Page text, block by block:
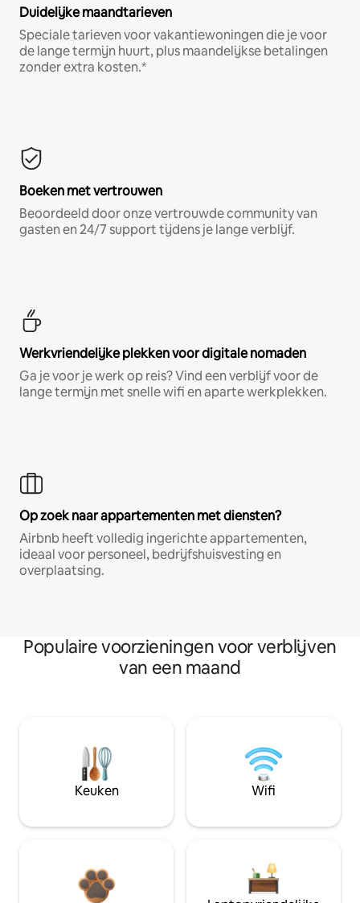
Duidelijke maandtarieven
Speciale tarieven voor vakantiewoningen die je voor
de lange termijn huurt, plus maandelijkse betalingen
zonder extra kosten.*
Boeken met vertrouwen
Beoordeeld door onze vertrouwde community van
gasten en 24/7 support tijdens je lange verblijf.
Werkvriendelijke plekken voor digitale nomaden
Ga je voor je werk op reis? Vind een verblijf voor de
lange termijn met snelle wifi en aparte werkplekken.
Op zoek naar appartementen met diensten?
Airbnb heeft volledig ingerichte appartementen,
ideaal voor personeel, bedrijfshuisvesting en
overplaatsing.
Populaire voorzieningen voor verblijven
van een maand
Keuken Wifi